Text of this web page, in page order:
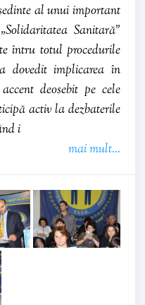
al unui important
Sanitară”
întru totul procedurile
dovedit implicarea în
deosebit pe cele
activ la dezbaterile
i
mai mult...